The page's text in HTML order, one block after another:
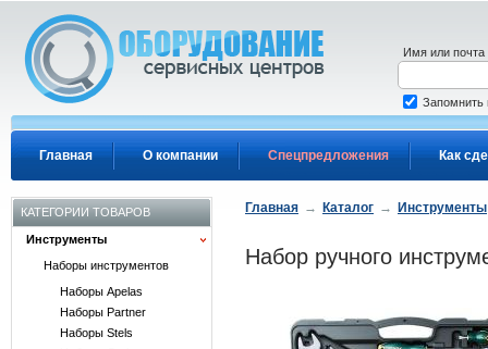
Главная О компании Спецпредложения Как
Имя или почта
Запомнить
КАТЕГОРИИ ТОВАРОВ
Инструменты
Наборы инструментов
Наборы Apelas
Наборы Partner
Наборы Stels
Главная → Каталог → Инструменты
Набор ручного